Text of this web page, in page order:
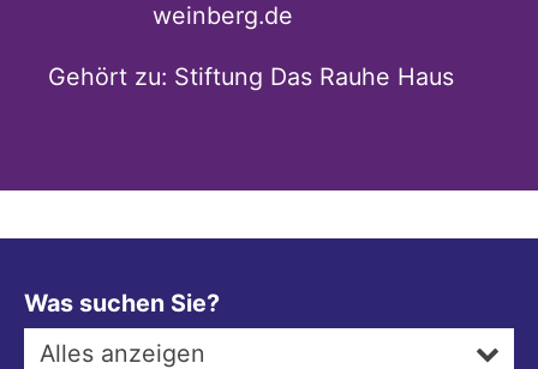
weinberg.de
Gehört zu: Stiftung Das Rauhe Haus
Was suchen Sie?
Alles anzeigen